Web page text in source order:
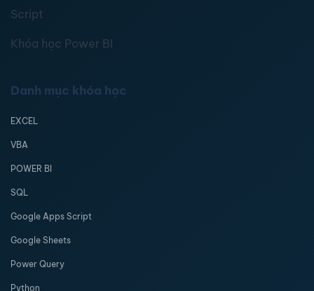
Script
Khóa học Power BI
Danh mục khóa học
EXCEL
VBA
POWER BI
SQL
Google Apps Script
Google Sheets
Power Query
Python